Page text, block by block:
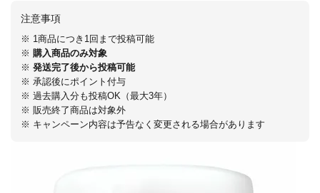
注意事項
※ 1商品につき1回まで投稿可能
※ 購入商品のみ対象
※ 発送完了後から投稿可能
※ 承認後にポイント付与
※ 過去購入分も投稿OK（最大3年）
※ 販売終了商品は対象外
※ キャンペーン内容は予告なく変更される場合があります